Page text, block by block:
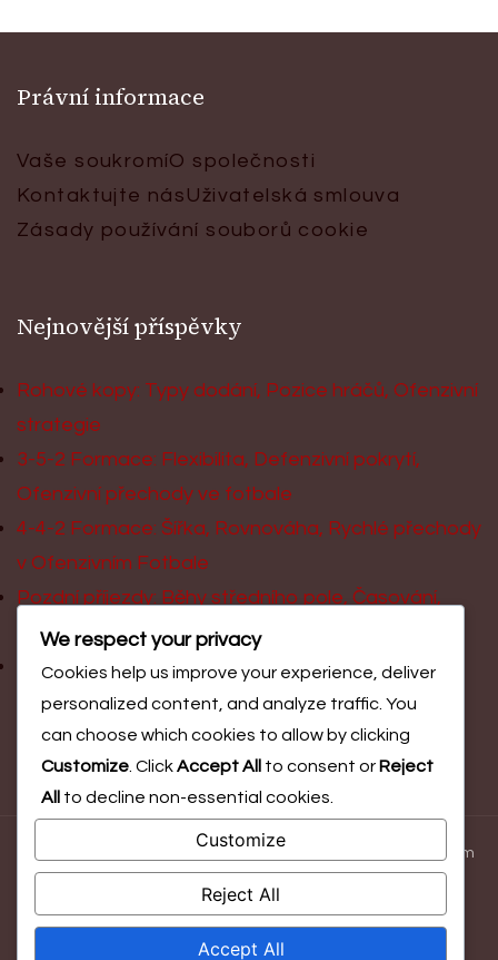
Právní informace
Vaše soukromíO společnosti
Kontaktujte nás Uživatelská smlouva
Zásady používání souborů cookie
Nejnovější příspěvky
Rohové kopy: Typy dodání, Pozice hráčů, Ofenzivní
strategie
3-5-2 Formace: Flexibilita, Defenzivní pokrytí,
Ofenzivní přechody ve fotbale
4-4-2 Formace: Šířka, Rovnováha, Rychlé přechody
v Ofenzivním Fotbale
Pozdní příjezdy: Běhy středního pole, Časování,
Střelba na branku
Plynulý pohyb: Pozicionální výměna, Vytváření
prostoru, Útočné možnosti
Blossom
WordPress.
O společnosti
We respect your privacy
Cookies help us improve your experience, deliver
personalized content, and analyze traffic. You
can choose which cookies to allow by clicking
Customize . ClickAccept All to consent or Reject
All
to decline non-essential cookies.
Customize
Reject All
Accept All